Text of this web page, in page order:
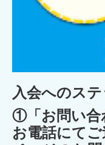
入会へのス
①「お問い合
お電話にて